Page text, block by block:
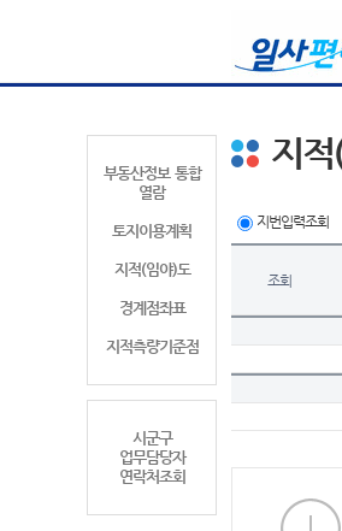
부동산정보 통합
열람
토지이용계획
지적(임야)도
경계점좌표
지적측량기준점
시군구
업무담당자
연락처조회
지
지번입력조회
조회